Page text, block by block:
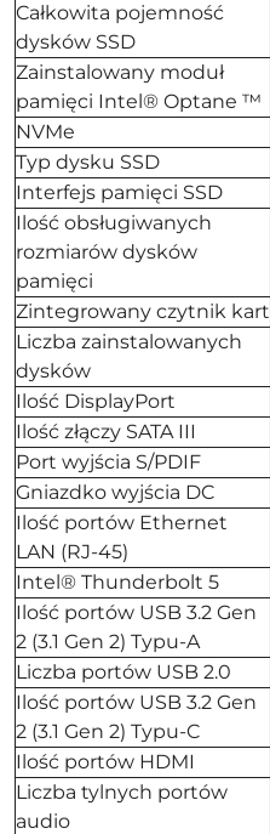
Całkowita pojemność
dysków SSD
Zainstalowany moduł
pamięci Intel® Optane ™
NVMe
Typ dysku SSD
Interfejs pamięci SSD
Ilość obsługiwanych
rozmiarów dysków
pamięci
Zintegrowany czytnik kart
Liczba zainstalowanych
dysków
Ilość DisplayPort
Ilość złączy SATA III
Port wyjścia S/PDIF
Gniazdko wyjścia DC
Ilość portów Ethernet
LAN (RJ-45)
Intel® Thunderbolt 5
Ilość portów USB 3.2 Gen
2 (3.1 Gen 2) Typu-A
Liczba portów USB 2.0
Ilość portów USB 3.2 Gen
2 (3.1 Gen 2) Typu-C
Ilość portów HDMI
Liczba tylnych portów
audio